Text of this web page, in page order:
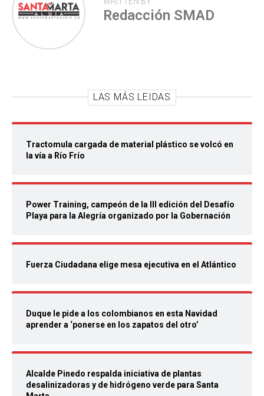
Redacción SMAD
LAS MÁS LEIDAS
Tractomula cargada de material plástico se volcó en
la vía a Río Frío
Power Training, campeón de la III edición del Desafío
Playa para la Alegría organizado por la Gobernación
Fuerza Ciudadana elige mesa ejecutiva en el Atlántico
Duque le pide a los colombianos en esta Navidad
aprender a ‘ponerse en los zapatos del otro’
Alcalde Pinedo respalda iniciativa de plantas
desalinizadoras y de hidrógeno verde para Santa